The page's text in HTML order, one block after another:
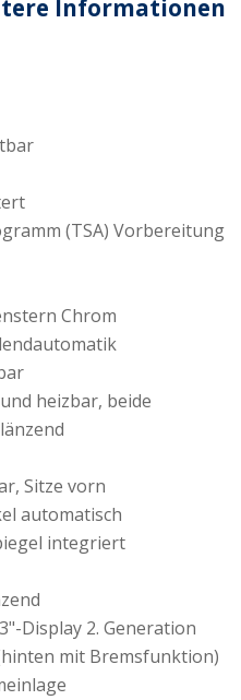
Informationen
(TSA) Vorbereitung
Chrom
heizbar, beide
Sitze vorn
automatisch
integriert
Display 2. Generation
mit Bremsfunktion)